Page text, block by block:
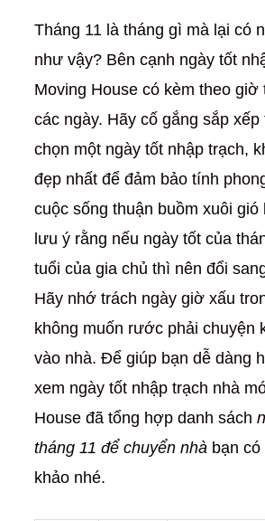
Tháng 11 là tháng gì mà lại có
như vậy? Bên cạnh ngày tốt
Moving House có kèm theo giờ
các ngày. Hãy cố gắng sắp
chọn một ngày tốt nhập trạch,
đẹp nhất để đảm bảo tính
cuộc sống thuận buồm xuôi gió
lưu ý rằng nếu ngày tốt của
tuổi của gia chủ thì nên đổi
Hãy nhớ trách ngày giờ xấu
không muốn rước phải chuyện
vào nhà. Để giúp bạn dễ dàng
xem ngày tốt nhập trạch nhà
House đã tổng hợp danh sách
tháng 11 để chuyển nhà bạn
khảo nhé.